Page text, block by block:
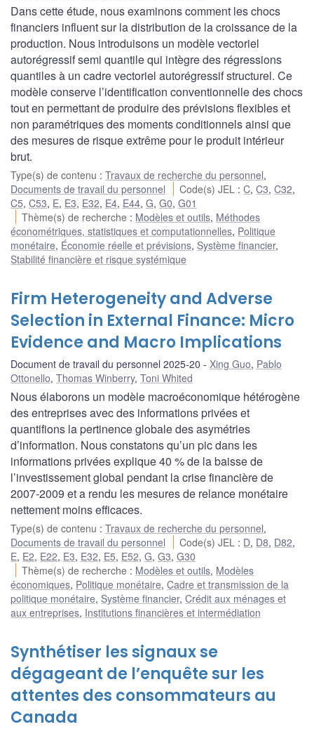
Dans cette étude, nous examinons comment les chocs
financiers influent sur la distribution de la croissance de la
production. Nous introduisons un modèle vectoriel
autorégressif semi quantile qui intègre des régressions
quantiles à un cadre vectoriel autorégressif structurel. Ce
modèle conserve l’identification conventionnelle des chocs
tout en permettant de produire des prévisions flexibles et
non paramétriques des moments conditionnels ainsi que
des mesures de risque extrême pour le produit intérieur
brut.
Type(s) de contenu : Travaux de recherche du personnel,
Documents de travail du personnel
Code(s) JEL :C,C3,C32,
C5, C53, E, E3, E32, E4, E44, G, G0, G01
Thème(s) de recherche : Modèles et outils, Méthodes
économétriques, statistiques et computationnelles, Politique
monétaire, Économie réelle et prévisions, Système financier,
Stabilité financière et risque systémique
Firm Heterogeneity and Adverse
Selection in External Finance: Micro
Evidence and Macro Implications
Document de travail du personnel 2025-20 Xing Guo, Pablo
Ottonello, Thomas Winberry, Toni Whited
Nous élaborons un modèle macroéconomique hétérogène
des entreprises avec des informations privées et
quantifions la pertinence globale des asymétries
d’information. Nous constatons qu’un pic dans les
informations privées explique 40 % de la baisse de
l’investissement global pendant la crise financière de
2007-2009 et a rendu les mesures de relance monétaire
nettement moins efficaces.
Type(s) de contenu : Travaux de recherche du personnel,
Documents de travail du personnel
Code(s) JEL : D, D8, D82,
E, E2, E22, E3, E32, E5, E52, G, G3, G30
Thème(s) de recherche : Modèles et outils, Modèles
économiques, Politique monétaire, Cadre et transmission de la
politique monétaire, Système financier, Crédit aux ménages et
aux entreprises, Institutions financières et intermédiation
Synthétiser les signaux se
dégageant de l’enquête sur les
attentes des consommateurs au
Canada